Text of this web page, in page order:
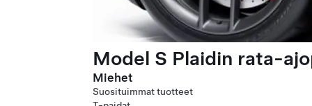
Model S Plaidin rata-
Miehet
Suosituimmat tuotteet